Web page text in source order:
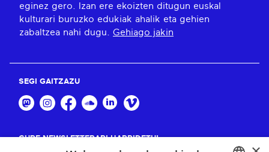
eginez gero. Izan ere ekoizten ditugun euskal
kulturari buruzko edukiak ahalik eta gehien
zabaltzea nahi dugu. Gehiago jakin
SEGI GAITZAZU
GURE NEWSLETTERARI HARPIDETU!